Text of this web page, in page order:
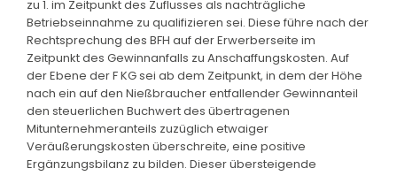
zu 1. im Zeitpunkt des Zuflusses als nachträgliche
Betriebseinnahme zu qualifizieren sei. Diese führe nach der
Rechtsprechung des BFH auf der Erwerberseite im
Zeitpunkt des Gewinnanfalls zu Anschaffungskosten. Auf
der Ebene der F KG sei ab dem Zeitpunkt, in dem der Höhe
nach ein auf den Nießbraucher entfallender Gewinnanteil
den steuerlichen Buchwert des übertragenen
Mitunternehmeranteils zuzüglich etwaiger
Veräußerungskosten überschreite, eine positive
Ergänzungsbilanz zu bilden. Dieser übersteigende